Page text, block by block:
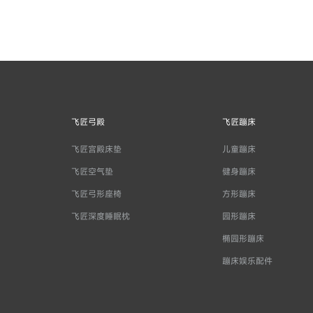
飞匠弓殿
飞匠宫殿床垫
飞匠空气垫
飞匠弓形座椅
飞匠深度睡眠枕
飞匠蹦床
儿童蹦床
健身蹦床
方形蹦床
园形蹦床
椭园形蹦床
蹦床娱乐配件